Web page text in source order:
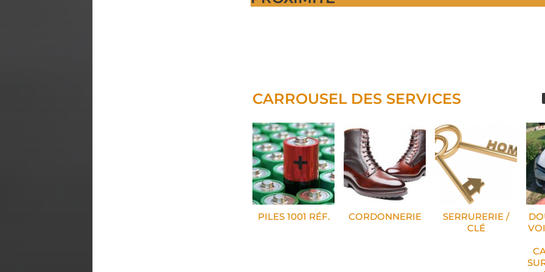
CARROUSEL DES SERVICES
PILES 1001 RÉF. CORDONNERIE
SERRURERIE /
CLÉ